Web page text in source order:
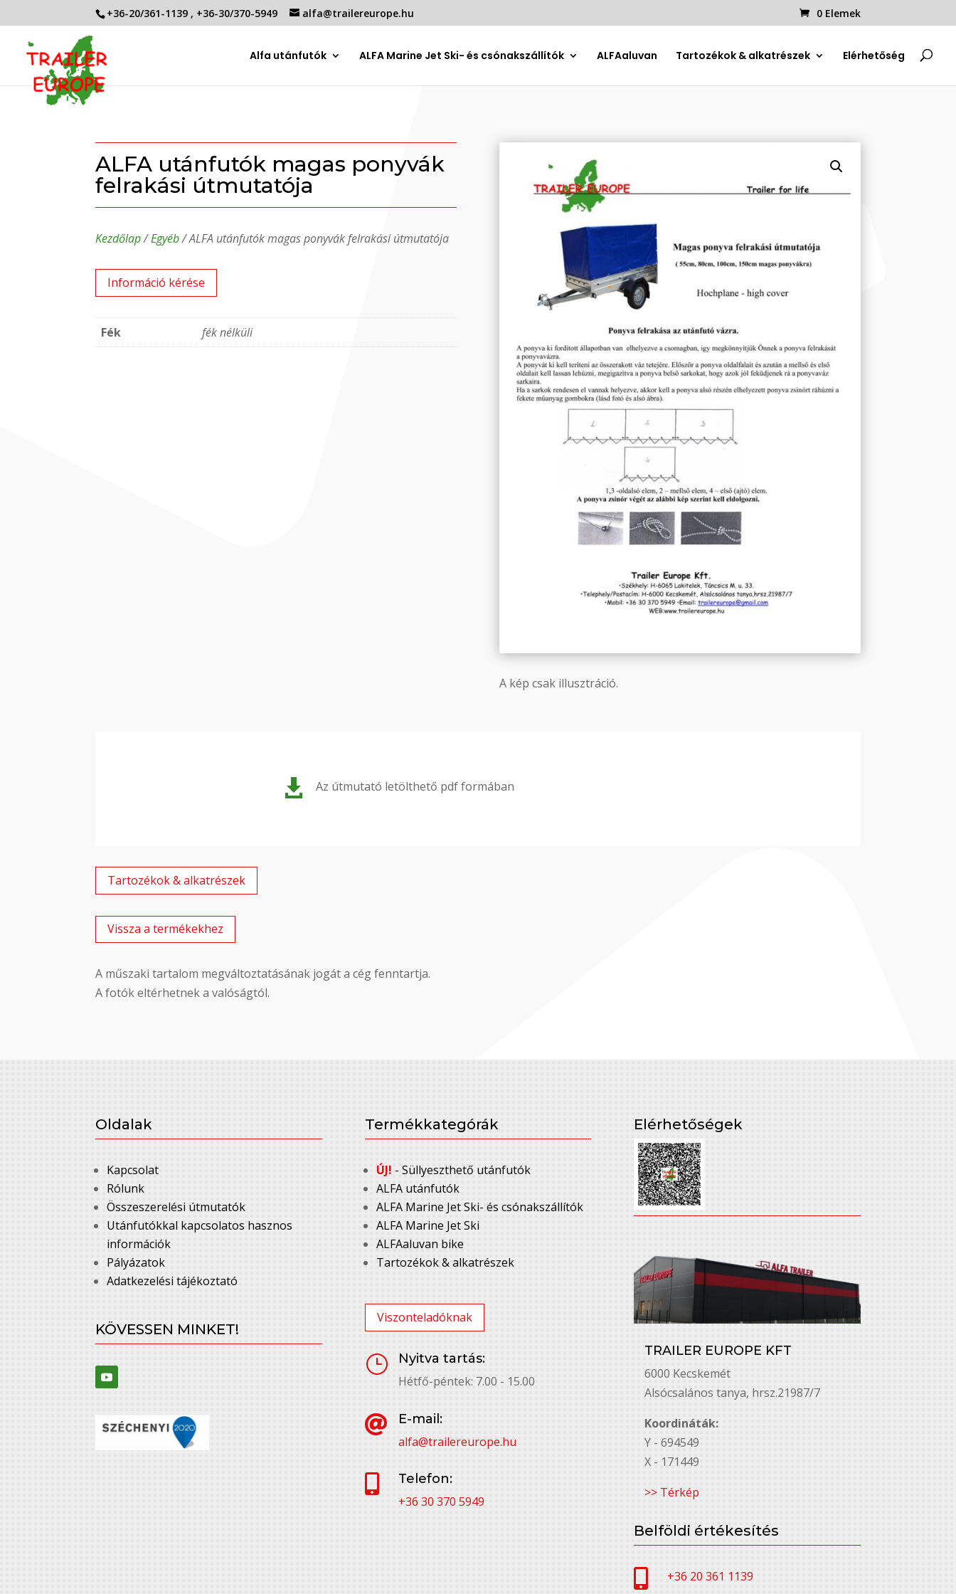
+36-20/361-1139 , +36-30/370-5949 alfa@trailereurope.hu 0 Elemek
Alfa utánfutók ALFA Marine Jet Ski- és csónakszállítók ALFAaluvan Tartozékok & alkatrészek Elérhetőség
ALFA utánfutók magas ponyvák
felrakási útmutatója
Kezdőlap/Egyéb/ ALFA utánfutók magas ponyvák felrakási útmutatója
Információ kérése
Fék fék nélküli
A kép csak illusztráció.
 Az útmutató letölthető pdf formában
Tartozékok & alkatrészek
Vissza a termékekhez
A műszaki tartalom megváltoztatásának jogát a cég fenntartja.
A fotók eltérhetnek a valóságtól.
Oldalak
Kapcsolat
Rólunk
Összeszerelési útmutatók
Utánfutókkal kapcsolatos hasznos
információk
Pályázatok
Adatkezelési tájékoztató
KÖVESSEN MINKET!
Termékkategórák
ÚJ! - Süllyeszthető utánfutók
ALFA utánfutók
ALFA Marine Jet Ski- és csónakszállítók
ALFA Marine Jet Ski
ALFAaluvan bike
Tartozékok & alkatrészek
Viszonteladóknak
}
Nyitva tartás:
Hétfő-péntek: 7.00 - 15.00

E-mail:
alfa@trailereurope.hu

Telefon:
+36 30 370 5949
Elérhetőségek
TRAILER EUROPE KFT
6000 Kecskemét
Alsó￳csalános tanya, hrsz.21987/7
Koordináták:
Y - 694549
X - 171449
>> Térkép
Belföldi értékesítés
 +36 20 361 1139